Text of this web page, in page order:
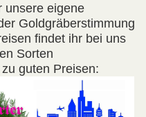
unsere eigene
Goldgräberstimmung
findet ihr bei uns
Sorten
guten Preisen: